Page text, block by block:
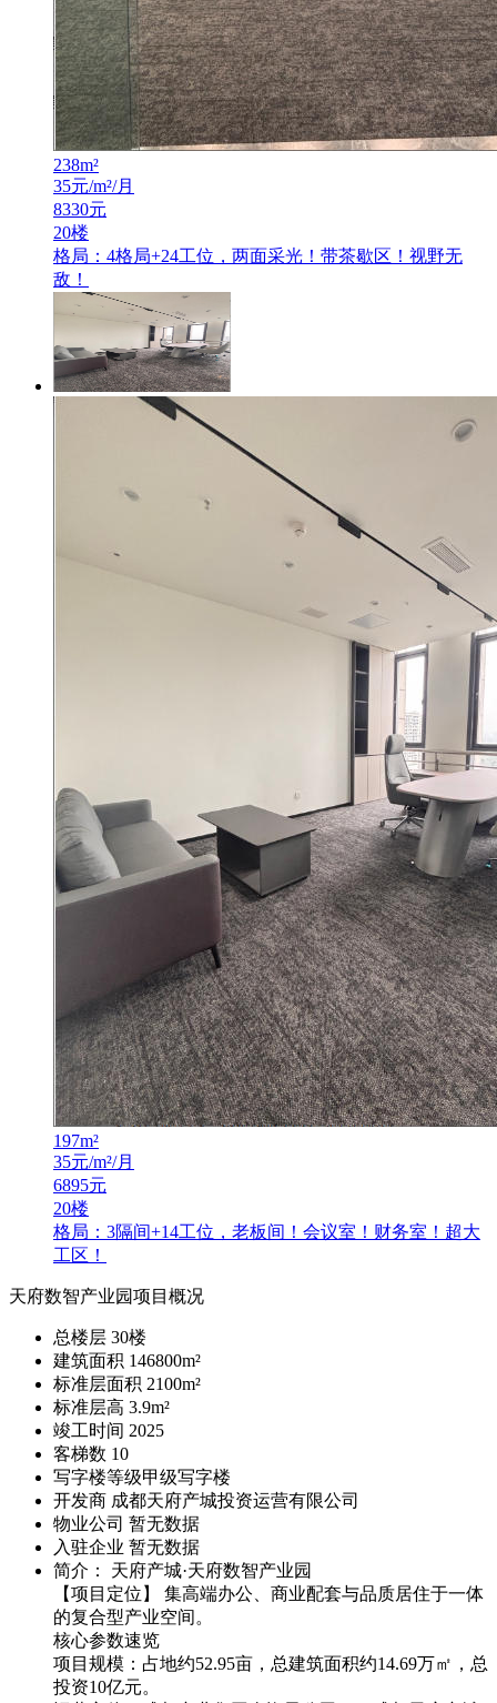
238m²
35元/m²/月
8330元
20楼
格局：4格局+24工位，两面采光！带茶歇区！视野无
敌！
197m²
35元/m²/月
6895元
20楼
格局：3隔间+14工位，老板间！会议室！财务室！超大
工区！
天府数智产业园项目概况
总楼层 30楼
建筑面积 146800m²
标准层面积 2100m²
标准层高 3.9m²
竣工时间 2025
客梯数 10
写字楼等级甲级写字楼
开发商 成都天府产城投资运营有限公司
物业公司 暂无数据
入驻企业 暂无数据
简介： 天府产城·天府数智产业园
【项目定位】 集高端办公、商业配套与品质居住于一体
的复合型产业空间。
核心参数速览
项目规模：占地约52.95亩，总建筑面积约14.69万㎡，总
投资10亿元。